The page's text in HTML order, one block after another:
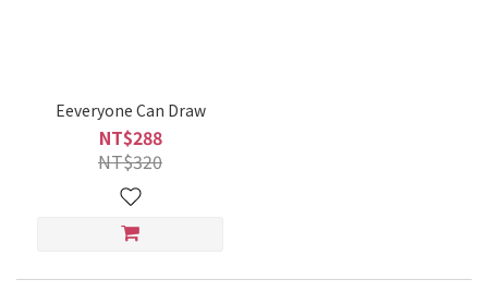
Eeveryone Can Draw
NT$288
NT$320